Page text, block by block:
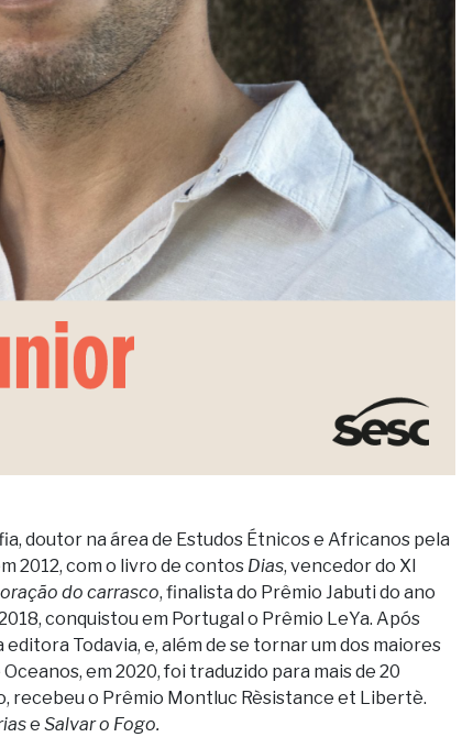
doutor na área de Estudos Étnicos e Africanos pela
2012, com o livro de contos Dias, vencedor do XI
do carrasco, finalista do Prêmio Jabuti do ano
conquistou em Portugal o Prêmio LeYa. Após
Todavia, e, além de se tornar um dos maiores
em 2020, foi traduzido para mais de 20
recebeu o Prêmio Montluc Rèsistance et Libertè.
e Salvar o Fogo.